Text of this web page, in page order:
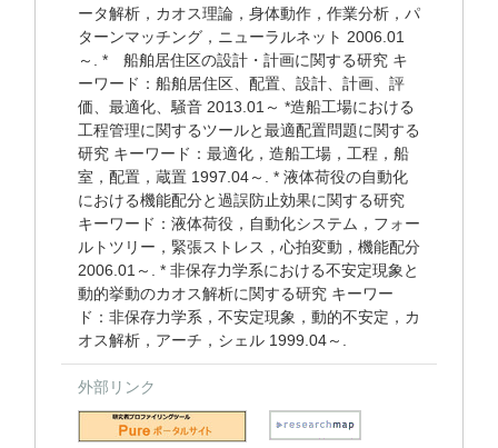
ータ解析，カオス理論，身体動作，作業分析，パ
ターンマッチング，ニューラルネット 2006.01
～. * 船舶居住区の設計・計画に関する研究 キ
ーワード：船舶居住区、配置、設計、計画、評
価、最適化、騒音 2013.01～ *造船工場における
工程管理に関するツールと最適配置問題に関する
研究 キーワード：最適化，造船工場，工程，船
室，配置，蔵置 1997.04～. * 液体荷役の自動化
における機能配分と過誤防止効果に関する研究
キーワード：液体荷役，自動化システム，フォー
ルトツリー，緊張ストレス，心拍変動，機能配分
2006.01～. * 非保存力学系における不安定現象と
動的挙動のカオス解析に関する研究 キーワー
ド：非保存力学系，不安定現象，動的不安定，カ
オス解析，アーチ，シェル 1999.04～.
外部リンク